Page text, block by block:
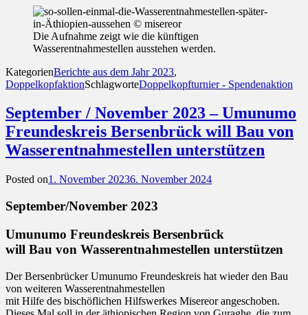
Die Aufnahme zeigt wie die künftigen
Wasserentnahmestellen ausstehen werden.
KategorienBerichte aus dem Jahr 2023,
DoppelkopfaktionSchlagworteDoppelkopfturnier - Spendenaktion
September / November 2023 – Umunumo
Freundeskreis Bersenbrück will Bau von
Wasserentnahmestellen unterstützen
Posted on1. November 20236. November 2024
September/November 2023
Umunumo Freundeskreis Bersenbrück
will Bau von Wasserentnahmestellen unterstützen
Der Bersenbrücker Umunumo Freundeskreis hat wieder den Bau
von weiteren Wasserentnahmestellen
mit Hilfe des bischöflichen Hilfswerkes Misereor angeschoben.